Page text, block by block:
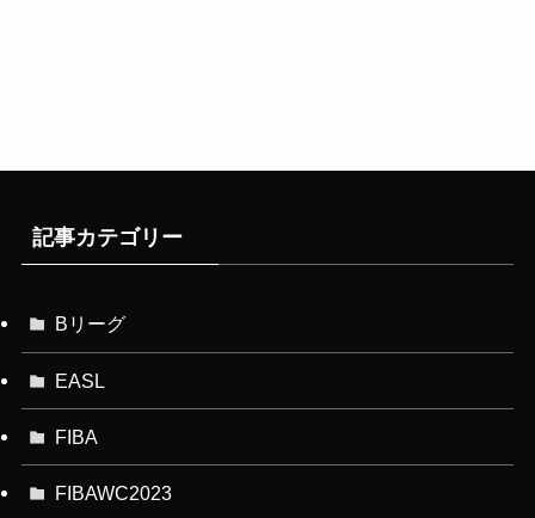
記事カテゴリー
Bリーグ
EASL
FIBA
FIBAWC2023